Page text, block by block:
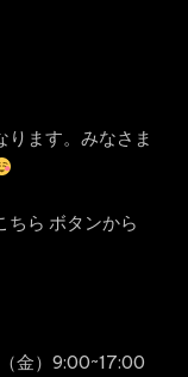
ります。みなさま
ちら ボタンから
金）9:00~17:00